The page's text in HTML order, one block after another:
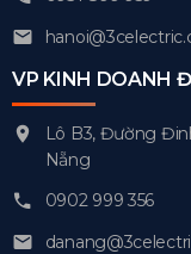
VP KINH DOANH
Lô B3, Đường
Nẵng
0902 999 356